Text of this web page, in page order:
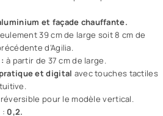
et façade chauffante.
39 cm de large soit 8 cm de
d’Agilia.
à partir de 37 cm de large.
pratique et digital avec touches tactiles
pour le modèle vertical.
: 0,2.